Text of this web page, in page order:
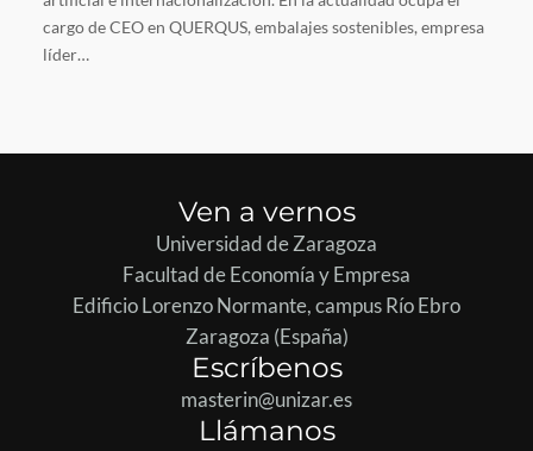
cargo de CEO en QUERQUS, embalajes sostenibles, empresa
líder…
Ven a vernos
Universidad de Zaragoza
Facultad de Economía y Empresa
Edificio Lorenzo Normante, campus Río Ebro
Zaragoza (España)
Escríbenos
masterin@unizar.es
Llámanos